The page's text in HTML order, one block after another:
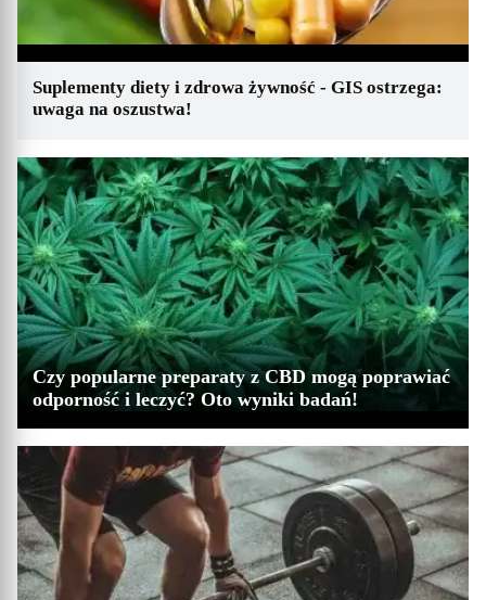
Suplementy diety i zdrowa żywność - GIS ostrzega:
uwaga na oszustwa!
Czy popularne preparaty z CBD mogą poprawiać
odporność i leczyć? Oto wyniki badań!